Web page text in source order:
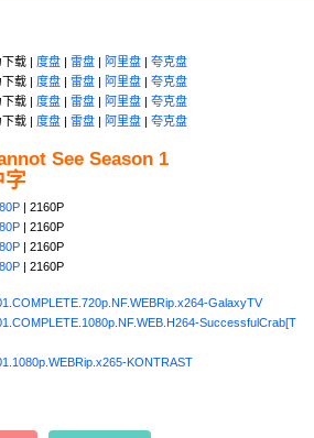
载 | 度盘 | 雷盘 | 阿里盘 | 夸克盘
载 | 度盘 | 雷盘 | 阿里盘 | 夸克盘
载 | 度盘 | 雷盘 | 阿里盘 | 夸克盘
载 | 度盘 | 雷盘 | 阿里盘 | 夸克盘
See Season 1
| 2160P
| 2160P
| 2160P
| 2160P
GalaxyTV
SuccessfulCrab[T
KONTRAST